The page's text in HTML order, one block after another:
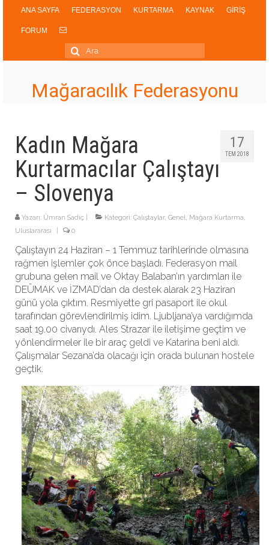
ANA SAYFA FEDERASYON KURTARMA KAYNAK GİRİŞ
FORUM
Şunu
ara:
Mağaracılık Federasyonu
17
TEM 2018
Kadın Mağara
Kurtarmacılar Çalıştayı
– Slovenya
Yazarı: Ümran Sadıç Kategori: Çalıştaylar, Genel, Mağara Kurtarma,
Uluslararası
0
Çalıştayın 24 Haziran – 1 Temmuz tarihlerinde olmasına
rağmen işlemler çok önce başladı. Federasyon mail
grubuna gelen mail ve Oktay Balaban’ın yardımları ile
DEÜMAK ve İZMAD’dan da destek alarak 23 Haziran
günü yola çıktım. Resmiyette gri pasaport ile okul
tarafından görevlendirilmiş idim. Ljubljana’ya vardığımda
saat 19.00 civarıydı. Ales Strazar ile iletişime geçtim ve
yönlendirmeler ile bir araç geldi ve Katarina beni aldı.
Çalışmalar Sezana’da olacağı için orada bulunan hostele
geçtik.